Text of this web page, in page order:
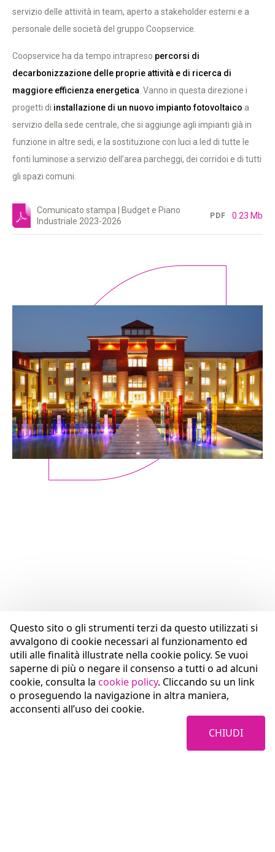
Questo sito o gli strumenti terzi da questo utilizzati si
avvalgono di cookie necessari al funzionamento ed
utili alle finalità illustrate nella cookie policy. Se vuoi
saperne di più o negare il consenso a tutti o ad alcuni
cookie, consulta la cookie policy. Cliccando su un link
o proseguendo la navigazione in altra maniera,
acconsenti all’uso dei cookie.
CHIUDI
servizio delle attività in team, aperto a stakeholder esterni e a
personale delle società del gruppo Coopservice.
Coopservice ha da tempo intrapreso percorsi di
decarbonizzazione delle proprie attività e di ricerca di
maggiore efficienza energetica . Vanno in questa direzione i
progetti di installazione di un nuovo impianto fotovoltaico a
servizio della sede centrale, che si aggiunge agli impianti già in
funzione in altre sedi, e la sostituzione con luci a led di tutte le
fonti luminose a servizio dell’area parcheggi, dei corridoi e di tutti
gli spazi comuni.
Comunicato stampa | Budget e Piano
Industriale 2023-2026
PDF 0.23 Mb